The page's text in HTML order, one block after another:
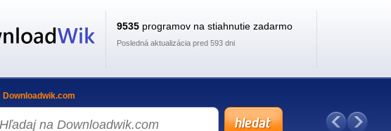
9535 programov na stiahnutie zadarmo
Posledná aktualizácia pred 593 dni
Downloadwik.com